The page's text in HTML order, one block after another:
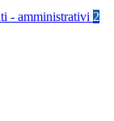
- amministrativi 2